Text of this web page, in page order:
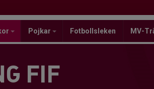
Pojkar Fotbollsleken MV-
FIF